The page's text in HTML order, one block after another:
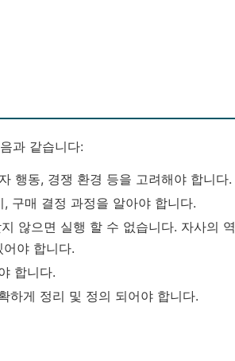
과 같습니다:
행동, 경쟁 환경 등을 고려해야 합니다.
구매 결정 과정을 알아야 합니다.
않으면 실행 할 수 없습니다. 자사의 역
야 합니다.
합니다.
하게 정리 및 정의 되어야 합니다.